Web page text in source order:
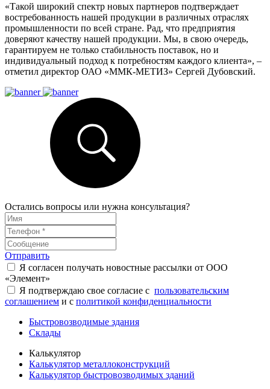
«Такой широкий спектр новых партнеров подтверждает
востребованность нашей продукции в различных отраслях
промышленности по всей стране. Рад, что предприятия
доверяют качеству нашей продукции. Мы, в свою очередь,
гарантируем не только стабильность поставок, но и
индивидуальный подход к потребностям каждого клиента», –
отметил директор ОАО «ММК-МЕТИЗ» Сергей Дубовский.
Остались вопросы или нужна консультация?
Отправить
Я согласен получать новостные рассылки от ООО
«Элемент»
Я подтверждаю свое согласие с пользовательским
соглашением и с политикой конфиденциальности
Быстровозводимые здания
Склады
Калькулятор
Калькулятор металлоконструкций
Калькулятор быстровозводимых зданий